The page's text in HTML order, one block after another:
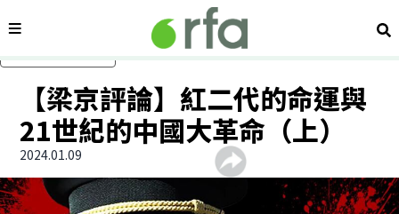
內容分類 搜
【梁京評論】紅二代的命運與
21世紀的中國大革命（上）
2024.01.09